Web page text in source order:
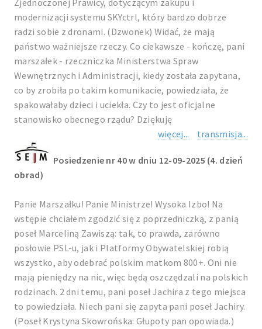
Zjednoczonej Prawicy, dotyczącym zakupu i
modernizacji systemu SKYctrl, który bardzo dobrze
radzi sobie z dronami. (Dzwonek) Widać, że mają
państwo ważniejsze rzeczy. Co ciekawsze - kończę, pani
marszałek - rzeczniczka Ministerstwa Spraw
Wewnętrznych i Administracji, kiedy została zapytana,
co by zrobiła po takim komunikacie, powiedziała, że
spakowałaby dzieci i uciekła. Czy to jest oficjalne
stanowisko obecnego rządu? Dziękuję
więcej...
transmisja...
Posiedzenie nr 40 w dniu 12-09-2025 (4. dzień
obrad)
Panie Marszałku! Panie Ministrze! Wysoka Izbo! Na
wstępie chciałem zgodzić się z poprzedniczką, z panią
poseł Marceliną Zawiszą: tak, to prawda, zarówno
posłowie PSL-u, jak i Platformy Obywatelskiej robią
wszystko, aby odebrać polskim matkom 800+. Oni nie
mają pieniędzy na nic, więc będą oszczędzali na polskich
rodzinach. 2 dni temu, pani poseł Jachira z tego miejsca
to powiedziała. Niech pani się zapyta pani poseł Jachiry.
(Poseł Krystyna Skowrońska: Głupoty pan opowiada.)